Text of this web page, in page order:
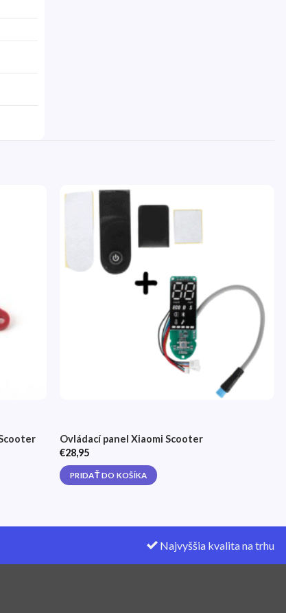
Ovládací panel Xiaomi Scooter
€28,95
PRIDAŤ DO KOŠÍKA
Najvyššia kvalita na trhu